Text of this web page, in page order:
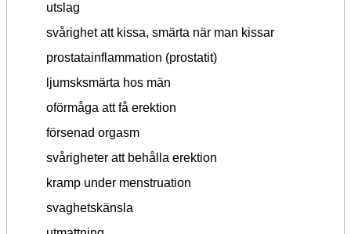
utslag
svårighet att kissa, smärta när man kissar
prostatainflammation (prostatit)
ljumsksmärta hos män
oförmåga att få erektion
försenad orgasm
svårigheter att behålla erektion
kramp under menstruation
svaghetskänsla